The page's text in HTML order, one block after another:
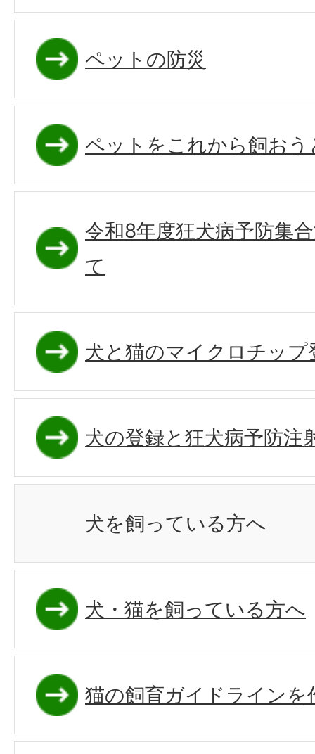
ペットの防災
ペットをこれから飼お
令和8年度狂犬病予防集
て
犬と猫のマイクロチッ
犬の登録と狂犬病予防注
犬を飼っている方へ
犬・猫を飼っている方へ
猫の飼育ガイドラインを